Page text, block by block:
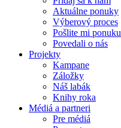
Aktuálne ponuky
Výberový proces
Pošlite mi ponuku
Povedali o nás
Projekty
Kampane
Záložky
Náš labák
Knihy roka
Médiá a partneri
Pre médiá